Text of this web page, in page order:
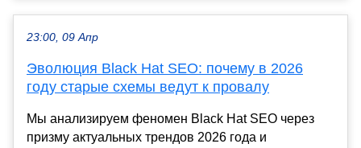
23:00, 09 Апр
Эволюция Black Hat SEO: почему в 2026
году старые схемы ведут к провалу
Мы анализируем феномен Black Hat SEO через
призму актуальных трендов 2026 года и